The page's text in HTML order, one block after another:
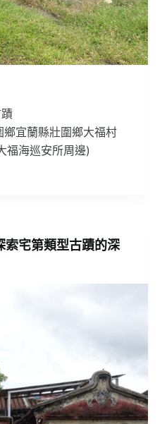
宜蘭縣壯圍鄉大福村
福海巡安所周邊)
索宅第類型古蹟的深